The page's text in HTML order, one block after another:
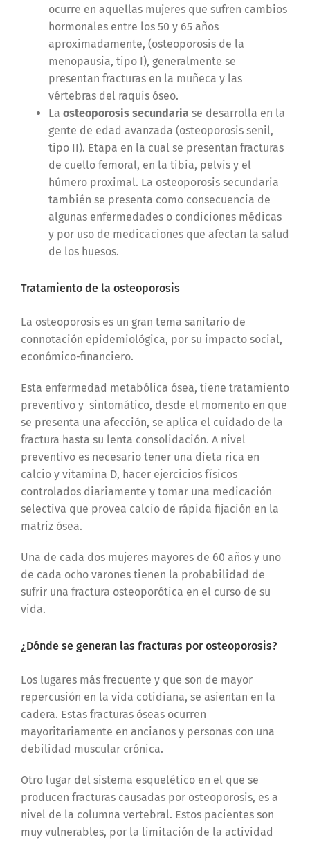
ocurre en aquellas mujeres que sufren cambios
hormonales entre los 50 y 65 años
aproximadamente, (osteoporosis de la
menopausia, tipo I), generalmente se
presentan fracturas en la muñeca y las
vértebras del raquis óseo.
La osteoporosis secundariase desarrolla en la
gente de edad avanzada (osteoporosis senil,
tipo II). Etapa en la cual se presentan fracturas
de cuello femoral, en la tibia, pelvis y el
húmero proximal. La osteoporosis secundaria
también se presenta como consecuencia de
algunas enfermedades o condiciones médicas
y por uso de medicaciones que afectan la salud
de los huesos.
Tratamiento de la osteoporosis
La osteoporosis es un gran tema sanitario de
connotación epidemiológica, por su impacto social,
económico-financiero.
Esta enfermedad metabólica ósea, tiene tratamiento
preventivo y sintomático, desde el momento en que
se presenta una afección, se aplica el cuidado de la
fractura hasta su lenta consolidación. A nivel
preventivo es necesario tener una dieta rica en
calcio y vitamina D, hacer ejercicios físicos
controlados diariamente y tomar una medicación
selectiva que provea calcio de rápida fijación en la
matriz ósea.
Una de cada dos mujeres mayores de 60 años y uno
de cada ocho varones tienen la probabilidad de
sufrir una fractura osteoporótica en el curso de su
vida.
¿Dónde se generan las fracturas por osteoporosis?
Los lugares más frecuente y que son de mayor
repercusión en la vida cotidiana, se asientan en la
cadera. Estas fracturas óseas ocurren
mayoritariamente en ancianos y personas con una
debilidad muscular crónica.
Otro lugar del sistema esquelético en el que se
producen fracturas causadas por osteoporosis, es a
nivel de la columna vertebral. Estos pacientes son
muy vulnerables, por la limitación de la actividad